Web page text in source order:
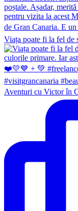
Viața poate fi la fel de
Aventuri cu Victor în